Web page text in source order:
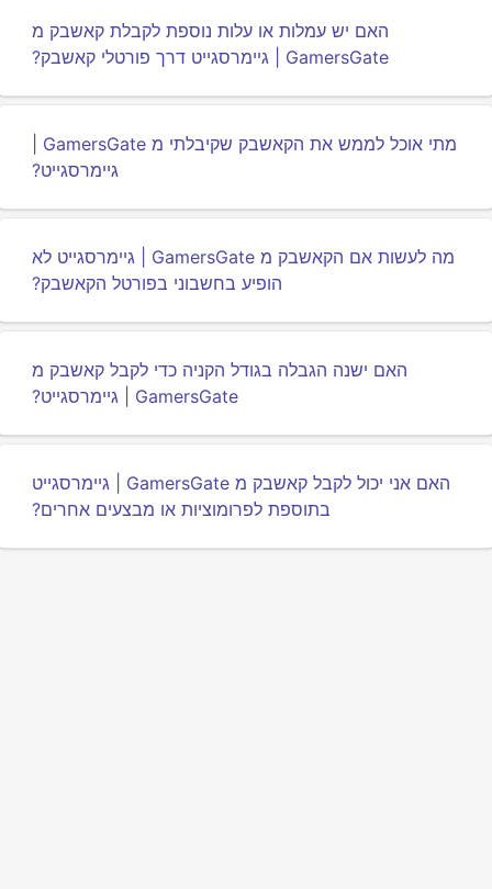
האם יש עמלות או עלות נוספת לקבלת קאשבק מ
GamersGate | גיימרסגייט דרך פורטלי קאשבק?
גיימרסגייט?
מה לעשות אם הקאשבק מ GamersGate | גיימרסגייט לא
הופיע בחשבוני בפורטל הקאשבק?
האם ישנה הגבלה בגודל הקניה כדי לקבל קאשבק מ
GamersGate | גיימרסגייט?
האם אני יכול לקבל קאשבק מ GamersGate | גיימרסגייט
בתוספת לפרומוציות או מבצעים אחרים?